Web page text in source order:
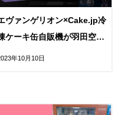
ヴァンゲリオン×Cake.jp冷
ケーキ缶自販機が羽田空
港・JR博多駅に！
年10月10日